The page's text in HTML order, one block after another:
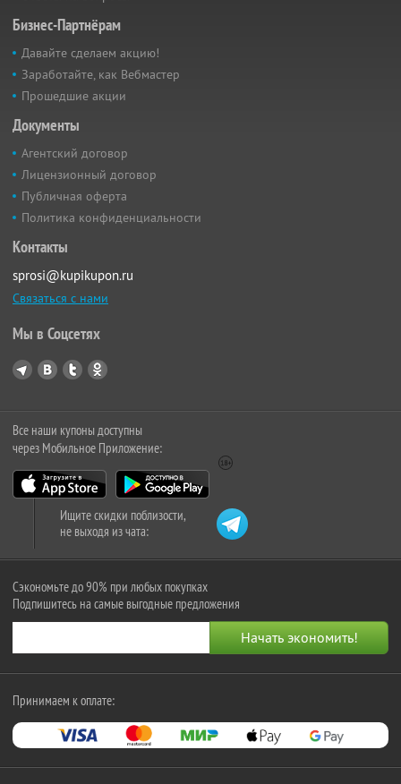
Бизнес-Партнёрам
Давайте сделаем акцию!
Заработайте, как Вебмастер
Прошедшие акции
Документы
Агентский договор
Лицензионный договор
Публичная оферта
Политика конфиденциальности
Контакты
sprosi@kupikupon.ru
Связаться с нами
Мы в Соцсетях
Все наши купоны доступны
через Мобильное Приложение:
Ищите скидки поблизости,
не выходя из чата:
Сэкономьте до 90% при любых покупках
Подпишитесь на самые выгодные предложения
Принимаем к оплате: